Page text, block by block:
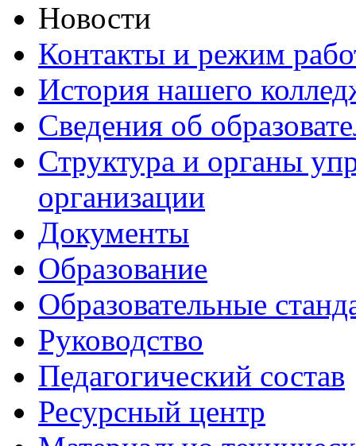
Новости
Контакты и режим
История нашего
Сведения об
Структура и органы
организации
Документы
Образование
Образовательные
Руководство
Педагогический состав
Ресурсный центр